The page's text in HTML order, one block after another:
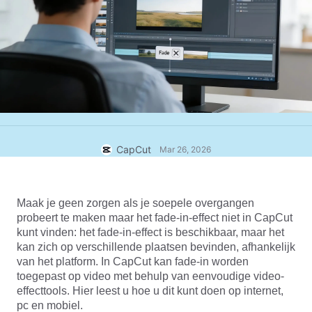
Tekst en audio
Automatische ondertitels
Ondertitelsjablonen
Tekst-naar-spraak
Spraak verbeteren
Ruis verminderen
Afbeelding
Marketing
Lifestyle en vlogs
Aangepast ontwerp
Bronnen
Markttrends
Topkeuzes
Sjabloontrends en -tips
Meer
Branchesjablonen
Samenvattingssjablonen
Vertrouwenscentrum
Hulpcentrum
CapCut openen
CapCut Mar 26, 2026
Maak je geen zorgen als je soepele overgangen
probeert te maken maar het fade-in-effect niet in CapCut
kunt vinden: het fade-in-effect is beschikbaar, maar het
kan zich op verschillende plaatsen bevinden, afhankelijk
van het platform. In CapCut kan fade-in worden
toegepast op video met behulp van eenvoudige video-
effecttools. Hier leest u hoe u dit kunt doen op internet,
pc en mobiel.